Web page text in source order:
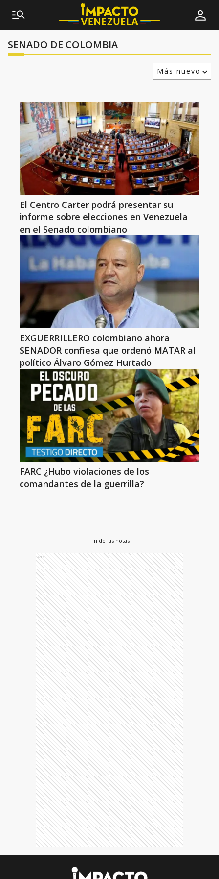
SENADO DE COLOMBIA
Más nuevo
El Centro Carter podrá presentar su
informe sobre elecciones en Venezuela
en el Senado colombiano
EXGUERRILLERO colombiano ahora
SENADOR confiesa que ordenó MATAR al
político Álvaro Gómez Hurtado
FARC ¿Hubo violaciones de los
comandantes de la guerrilla?
Fin de las notas
Ads